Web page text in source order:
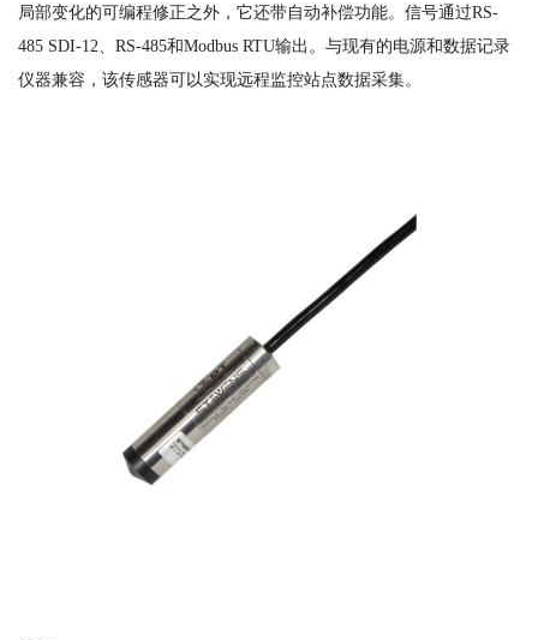
局部变化的可编程修正之外，它还带自动补偿功能。信号通过RS-
485 SDI-12、RS-485和Modbus RTU输出。与现有的电源和数据记录
仪器兼容，该传感器可以实现远程监控站点数据采集。